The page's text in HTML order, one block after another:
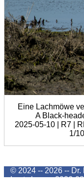
Eine Lachmöwe
A Black-
2025-05-10 | R7 |
1/
© 2024 -- 2026 --
Last change2026-